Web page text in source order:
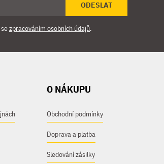
ODESLAT
zpracováním osobních údajů.
O NÁKUPU
Obchodní podmínky
Doprava a platba
Sledování zásilky